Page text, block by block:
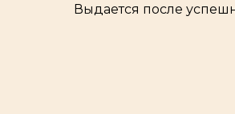
Выдается после